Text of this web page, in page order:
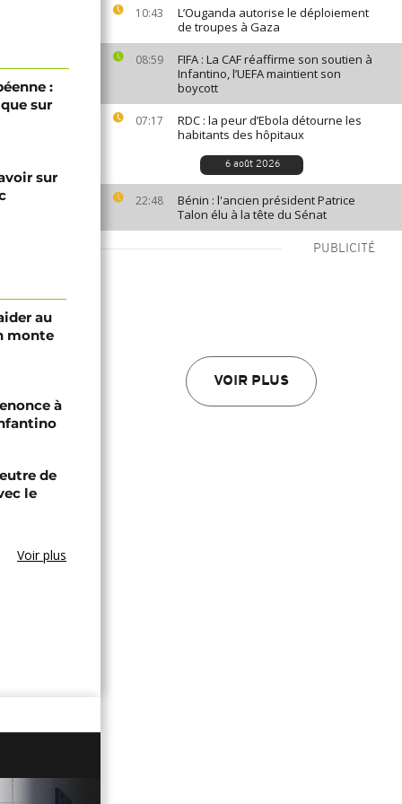
10:43
L’Ouganda autorise le déploiement
de troupes à Gaza
08:59
FIFA : La CAF réaffirme son soutien à
Infantino, l’UEFA maintient son
boycott
07:17
RDC : la peur d’Ebola détourne les
habitants des hôpitaux
6 août 2026
22:48
Bénin : l'ancien président Patrice
Talon élu à la tête du Sénat
PUBLICITÉ
VOIR PLUS
:
sur
sur
au
monte
à
de
le
Voir plus